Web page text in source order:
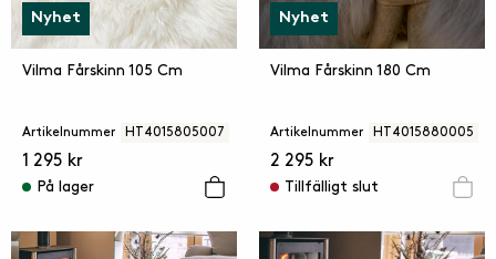
Nyhet
Vilma Fårskinn 105 Cm
Artikelnummer HT4015805007
1 295 kr
På lager
Nyhet
Vilma Fårskinn 180 Cm
Artikelnummer HT4015880005
2 295 kr
Tillfälligt slut